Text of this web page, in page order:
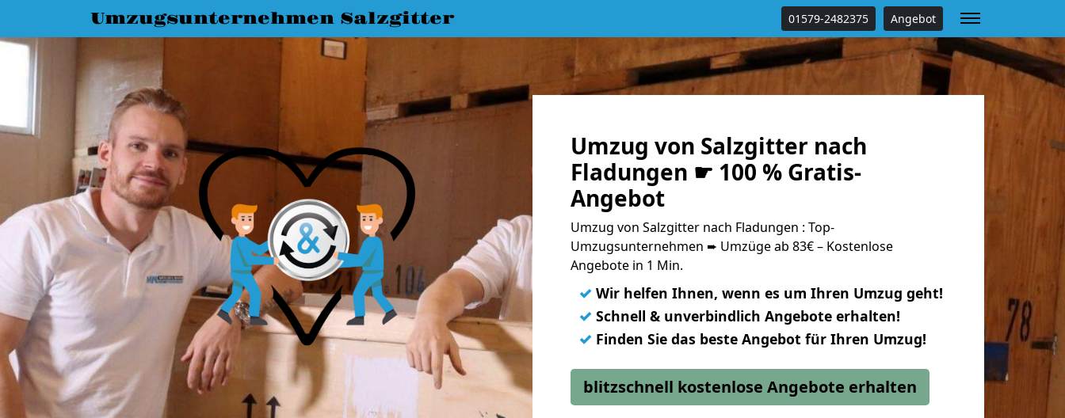
Umzugsunternehmen Salzgitter 01579-2482375 Angebot
Umzug von Salzgitter nach
Fladungen ☛ 100 % Gratis-
Angebot
Umzug von Salzgitter nach Fladungen : Top-
Umzugsunternehmen ➨ Umzüge ab 83€ – Kostenlose
Angebote in 1 Min.
✓ Wir helfen Ihnen, wenn es um Ihren Umzug geht!
✓ Schnell & unverbindlich Angebote erhalten!
✓ Finden Sie das beste Angebot für Ihren Umzug!
blitzschnell kostenlose Angebote erhalten